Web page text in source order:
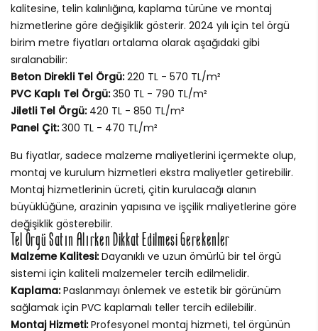
kalitesine, telin kalınlığına, kaplama türüne ve montaj
hizmetlerine göre değişiklik gösterir. 2024 yılı için tel örgü
birim metre fiyatları ortalama olarak aşağıdaki gibi
sıralanabilir:
Beton Direkli Tel Örgü:220 TL - 570 TL/m²
PVC Kaplı Tel Örgü:350 TL - 790 TL/m²
Jiletli Tel Örgü:420 TL - 850 TL/m²
Panel Çit:300 TL - 470 TL/m²
Bu fiyatlar, sadece malzeme maliyetlerini içermekte olup,
montaj ve kurulum hizmetleri ekstra maliyetler getirebilir.
Montaj hizmetlerinin ücreti, çitin kurulacağı alanın
büyüklüğüne, arazinin yapısına ve işçilik maliyetlerine göre
değişiklik gösterebilir.
Tel Örgü Satın Alırken Dikkat Edilmesi Gerekenler
Malzeme Kalitesi:Dayanıklı ve uzun ömürlü bir tel örgü
sistemi için kaliteli malzemeler tercih edilmelidir.
Kaplama:Paslanmayı önlemek ve estetik bir görünüm
sağlamak için PVC kaplamalı teller tercih edilebilir.
Montaj Hizmeti:Profesyonel montaj hizmeti, tel örgünün